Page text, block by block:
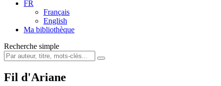
FR
Français
English
Ma bibliothèque
Recherche simple
Fil d'Ariane